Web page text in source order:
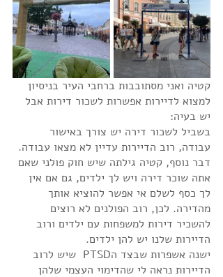
קטיה ואני מסתובבות ברחבי העיר בניסיון
למצוא לדיירות אפשרות לשכור דירות אבל
יש בעיה:
בשביל לשכור דירה יש צורך באישור
עבודה, רוב הדיירות עדיין לא מצאו עבודה.
דבר נוסף, קטיה גילתה שיש חוק פולני שאם
אתה שוכר דירה ויש לך ילדים, גם אם אין
לך כסף לשלם אי אפשר להוציא אותך
מהדירה. לכן, רוב הפולנים לא רוצים
להשכיר דירות למשפחות עם ילדים ורוב
הדיירות שלנו יש להן ילדים.
ישנה אשפרות שבצד הPTSD  שיש לרוב
הדיירות נראה לי שהדימוי העצמי שלהן